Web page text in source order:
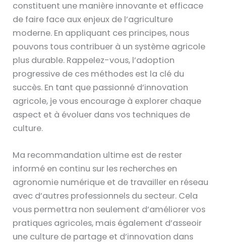
constituent une manière innovante et efficace
de faire face aux enjeux de l’agriculture
moderne. En appliquant ces principes, nous
pouvons tous contribuer à un système agricole
plus durable. Rappelez-vous, l’adoption
progressive de ces méthodes est la clé du
succès. En tant que passionné d’innovation
agricole, je vous encourage à explorer chaque
aspect et à évoluer dans vos techniques de
culture.
Ma recommandation ultime est de rester
informé en continu sur les recherches en
agronomie numérique et de travailler en réseau
avec d’autres professionnels du secteur. Cela
vous permettra non seulement d’améliorer vos
pratiques agricoles, mais également d’asseoir
une culture de partage et d’innovation dans